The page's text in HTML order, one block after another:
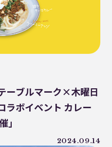
瀬戸内国際芸術祭
研究
に還す
ート
豊島問題
居酒屋
ウミガメ
ステナブルフード
プラスチック削減
ブルマーク×木曜日
ラボイベント カレー
」
2024.09.14